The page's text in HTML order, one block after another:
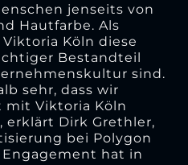
jenseits von
Hautfarbe. Als
Köln diese
Bestandteil
sind.
sehr, dass wir
mit Viktoria Köln
erklärt Dirk Grethler,
bei Polygon
Engagement hat in